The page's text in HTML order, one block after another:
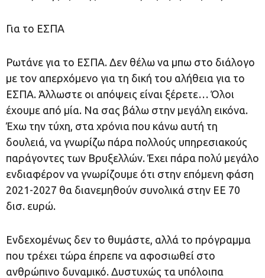
Για το ΕΣΠΑ
Ρωτάνε για το ΕΣΠΑ. Δεν θέλω να μπω στο διάλογο
με τον απερχόμενο για τη δική του αλήθεια για το
ΕΣΠΑ. Άλλωστε οι απόψεις είναι ξέρετε… Όλοι
έχουμε από μία. Να σας βάλω στην μεγάλη εικόνα.
Έχω την τύχη, στα χρόνια που κάνω αυτή τη
δουλειά, να γνωρίζω πάρα πολλούς υπηρεσιακούς
παράγοντες των Βρυξελλών. Έχει πάρα πολύ μεγάλο
ενδιαφέρον να γνωρίζουμε ότι στην επόμενη φάση
2021-2027 θα διανεμηθούν συνολικά στην ΕΕ 70
δισ. ευρώ.
Ενδεχομένως δεν το θυμάστε, αλλά το πρόγραμμα
που τρέχει τώρα έπρεπε να αφοσιωθεί στο
ανθρώπινο δυναμικό. Δυστυχώς τα υπόλοιπα